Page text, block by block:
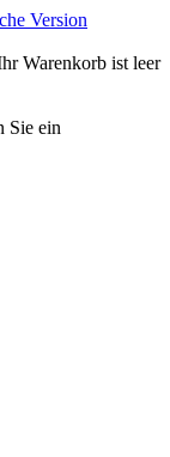
Warenkorb ist leer
Sie ein